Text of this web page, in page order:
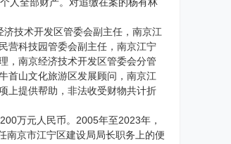
技术开发区管委会副主任，南京江
营科技园管委会副主任，南京江宁
，南京经济技术开发区管委会分管
首山文化旅游区发展顾问，南京江
上提供帮助，非法收受财物共计折
万元人民币。2005年至2023年，
南京市江宁区建设局局长职务上的便